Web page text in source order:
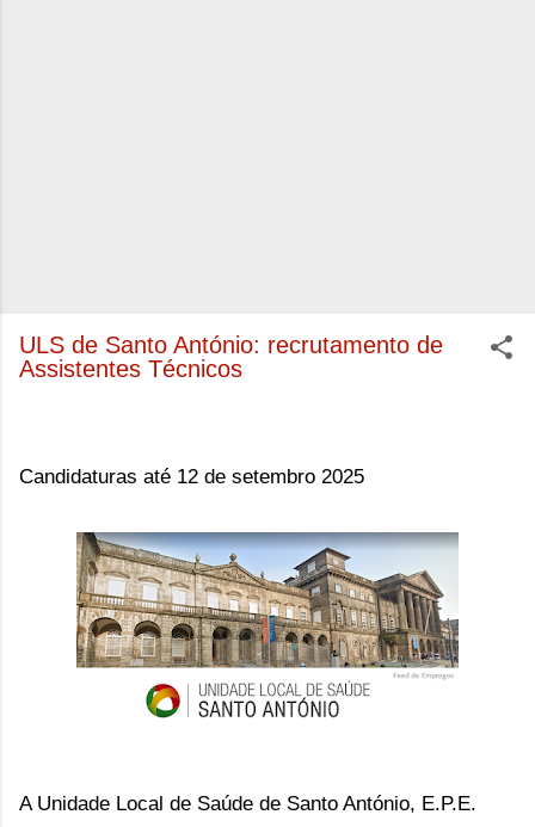
ULS de Santo António: recrutamento de
Assistentes Técnicos
Candidaturas até 12 de setembro 2025
A Unidade Local de Saúde de Santo António, E.P.E.